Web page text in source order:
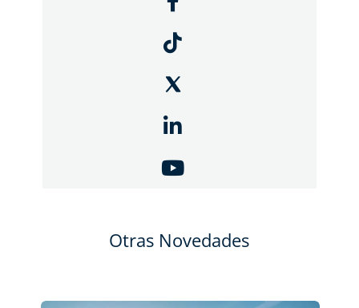
Otras Novedades